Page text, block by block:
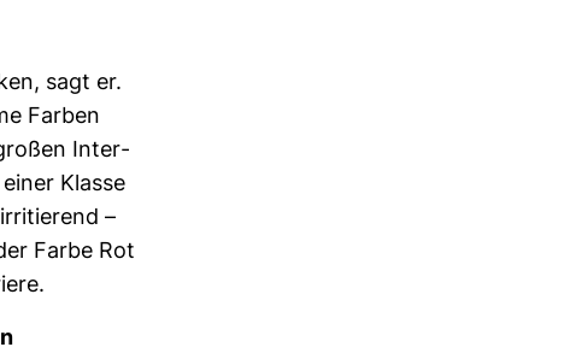
sagt er.
Farben
Inter­
Klasse
–
Farbe Rot